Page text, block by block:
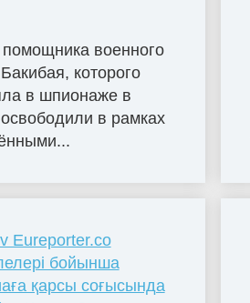
помощника военного
которого
в шпионаже в
в рамках
Eureporter.co
бойынша
қарсы соғысында